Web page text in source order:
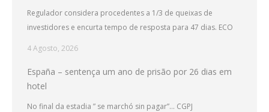
Regulador considera procedentes a 1/3 de queixas de
investidores e encurta tempo de resposta para 47 dias. ECO
4 Agosto, 2026
España – sentença um ano de prisão por 26 dias em
hotel
No final da estadia ” se marchó sin pagar”… CGPJ